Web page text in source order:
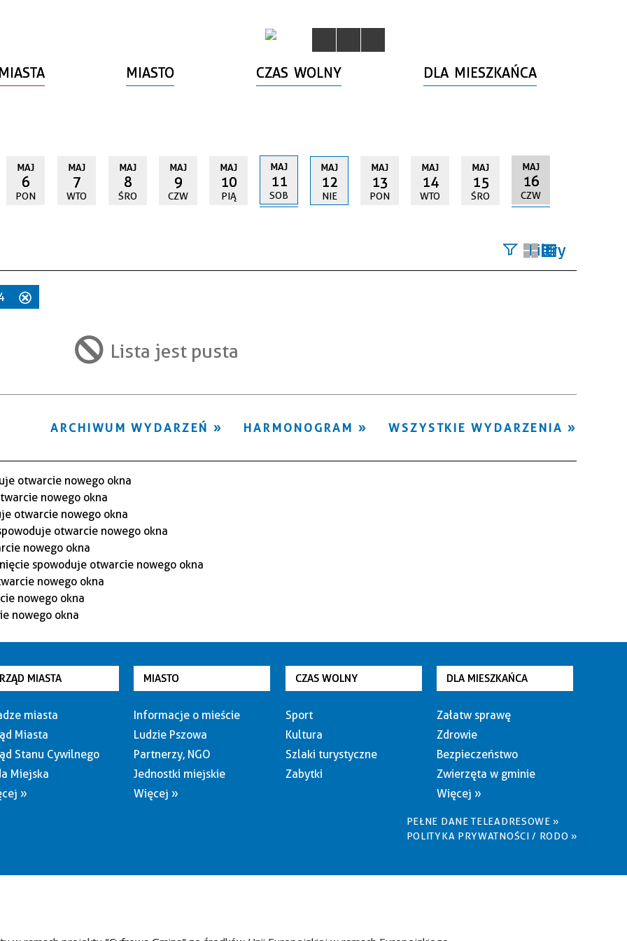
MIASTO CZAS WOLNY DLA MIESZKAŃCA
MAJ
6
PON
MAJ
7
WTO
MAJ
8
ŚRO
MAJ
9
CZW
MAJ
10
PIĄ
MAJ
11
SOB
MAJ
12
NIE
MAJ
13
PON
MAJ
14
WTO
MAJ
15
ŚRO
MAJ
16
CZW
Filtry
Miejsce
Lista jest pusta
WSZYSTKIE WYDARZENIA
HARMONOGRAM
ARCHIWUM WYDARZEŃ
MIASTA
miasta
Miasta
Stanu Cywilnego
Miejska
»
MIASTO
Informacje o mieście
Ludzie Pszowa
Partnerzy, NGO
Jednostki miejskie
Więcej »
CZAS WOLNY
Sport
Kultura
Szlaki turystyczne
Zabytki
DLA MIESZKAŃCA
Załatw sprawę
Zdrowie
Bezpieczeństwo
Zwierzęta w gminie
Więcej »
PEŁNE DANE TELEADRESOWE »
POLITYKA PRYWATNOŚCI / RODO »